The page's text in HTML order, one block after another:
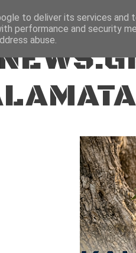
to deliver its services and
performance and security
abuse.